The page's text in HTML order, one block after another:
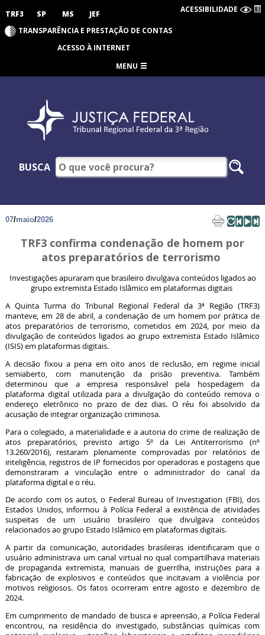
TRF3 SP MS JEF ACESSIBILIDADE
TRANSPARÊNCIA E PRESTAÇÃO DE CONTAS
ACESSO À INTERNET
MENU
BUSCA
07/maio/2026
TRF3 confirma condenação de homem por
atos preparatórios de terrorismo
Investigações apuraram que brasileiro divulgava conteúdos ligados ao
grupo extremista Estado Islâmico em plataformas digitais
A Quinta Turma do Tribunal Regional Federal da 3ª Região (TRF3)
manteve, em 28 de abril, a condenação de um homem por prática de
atos preparatórios de terrorismo, cometidos em 2024, por meio da
divulgação de conteúdos ligados ao grupo extremista Estado Islâmico
(ISIS) em plataformas digitais.
A decisão fixou a pena em oito anos de reclusão, em regime inicial
semiaberto, com manutenção da prisão preventiva. Também
determinou que a empresa responsável pela hospedagem da
plataforma digital utilizada para a divulgação do conteúdo remova o
endereço eletrônico no prazo de dez dias. O réu foi absolvido da
acusação de integrar organização criminosa.
Para o colegiado, a materialidade e a autoria do crime de realização de
atos preparatórios, previsto artigo 5º da Lei Antiterrorismo (nº
13.260/2016), restaram plenamente comprovadas por relatórios de
inteligência, registros de IP fornecidos por operadoras e postagens que
demonstraram a vinculação entre o administrador do canal da
plataforma digital e o réu.
De acordo com os autos, o Federal Bureau of Investigation (FBI), dos
Estados Unidos, informou à Polícia Federal a existência de atividades
suspeitas de um usuário brasileiro que divulgava conteúdos
relacionados ao grupo Estado Islâmico em plataformas digitais.
A partir da comunicação, autoridades brasileiras identificaram que o
usuário administrava um canal virtual no qual compartilhava materiais
de propaganda extremista, manuais de guerrilha, instruções para a
fabricação de explosivos e conteúdos que incitavam a violência por
motivos religiosos. Os fatos ocorreram entre agosto e dezembro de
2024.
Em cumprimento de mandado de busca e apreensão, a Polícia Federal
encontrou, na residência do investigado, substâncias químicas com